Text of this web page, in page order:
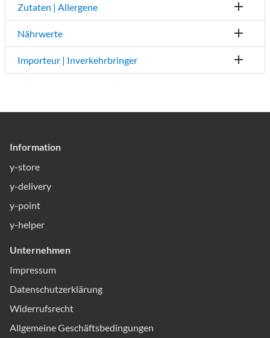
Zutaten | Allergene
Nährwerte
Importeur | Inverkehrbringer
Information
y-store
y-delivery
y-point
y-helper
Unternehmen
Impressum
Datenschutzerklärung
Widerrufsrecht
Allgemeine Geschäftsbedingungen